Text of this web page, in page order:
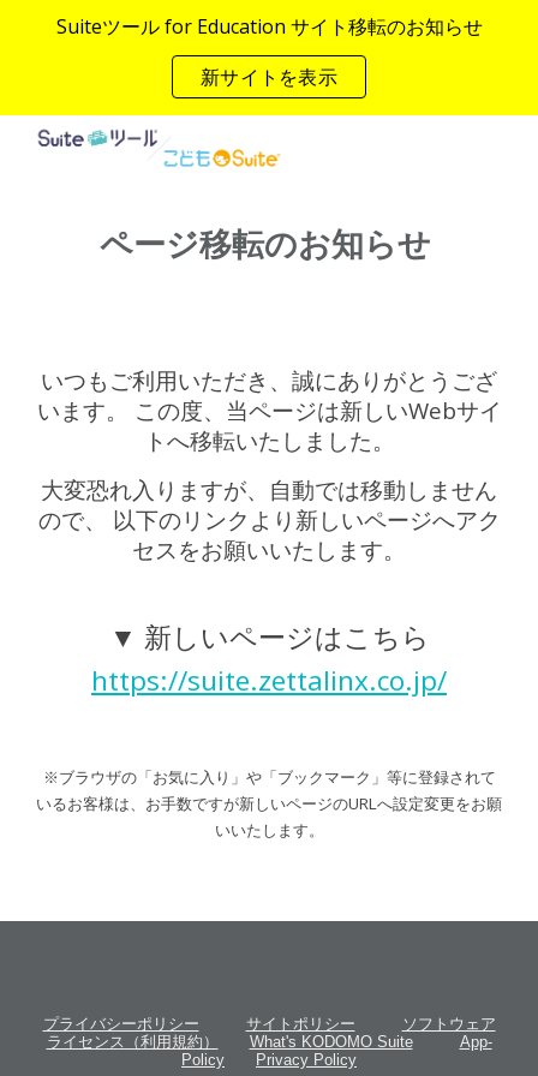
Skip to navigation
Suiteツール for Education サイト移転のお知らせ
新サイトを表示
ページ移転のお知らせ
いつもご利用いただき、誠にありがとうござ
います。 この度、当ページは新しいWebサイ
トへ移転いたしました。
大変恐れ入りますが、自動では移動しません
ので、 以下のリンクより新しいページへアク
セスをお願いいたします。
▼ 新しいページはこちら
https://suite.zettalinx.co.jp/
※ブラウザの「お気に入り」や「ブックマーク」等に登録されて
いるお客様は、お手数ですが新しいページのURLへ設定変更をお願
いいたします。
プライバシーポリシー サイトポリシー
ソフトウェア
ライセンス（利用規約）
What's KODOMO Suite
App-
Policy
Privacy Policy